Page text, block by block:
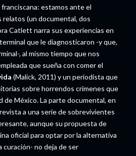
franciscana: estamos ante el
(un documental, dos
Catlett narra sus experiencias en
que le diagnosticaron -y que,
, al mismo tiempo que nos
que sueña con comer el
(Malick, 2011) y un periodista que
sobre horrendos crímenes que
de México. La parte documental, en
a una serie de sobrevivientes
aunque su propuesta de
oficial para optar por la alternativa
curación- no deja de ser